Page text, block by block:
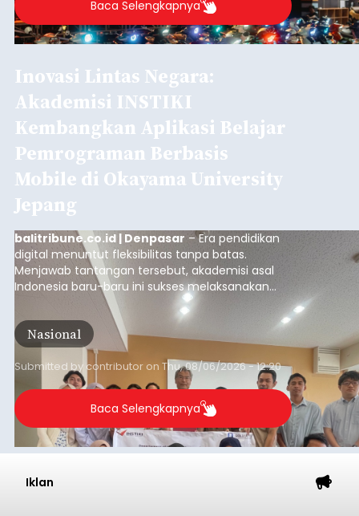
Baca Selengkapnya
Inovasi Lintas Negara:
Akademisi INSTIKI
Kembangkan Aplikasi Belajar
Pemrograman Berbasis
Mobile di Okayama University
Jepang
balitribune.co.id | Denpasar – Era pendidikan
digital menuntut fleksibilitas tanpa batas.
Menjawab tantangan tersebut, akademisi asal
Indonesia baru-baru ini sukses melaksanakan
program Pengabdian Kepada Masyarakat (PKM)
skala internasional di Distributed Systems
Laboratory, Okayama University, Jepang.
Nasional
Submitted by contributor on Thu, 08/06/2026 - 12:20
Baca Selengkapnya
Iklan